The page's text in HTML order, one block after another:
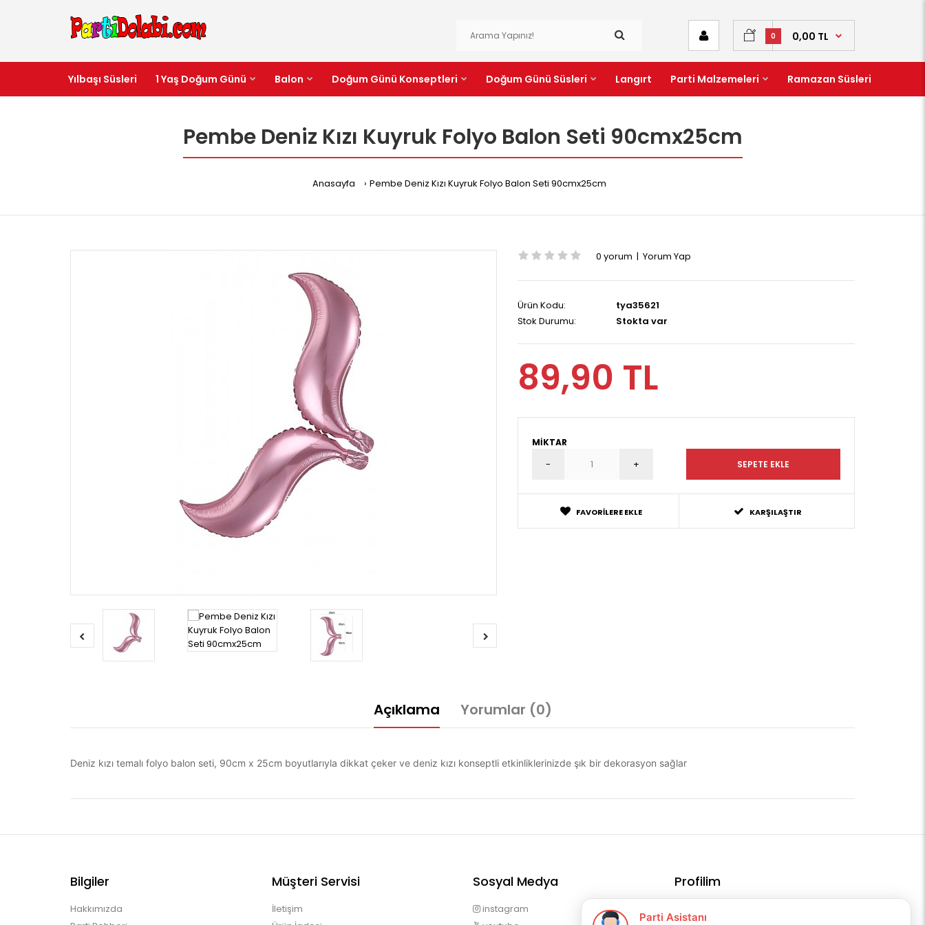
0 0,00 TL
Yılbaşı Süsleri 1 Yaş Doğum Günü Balon Doğum Günü Konseptleri Doğum Günü Süsleri Langırt Parti Malzemeleri Ramazan Süsleri
Pembe Deniz Kızı Kuyruk Folyo Balon Seti 90cmx25cm
Anasayfa Pembe Deniz Kızı Kuyruk Folyo Balon Seti 90cmx25cm
0 yorum | Yorum Yap
Ürün Kodu:
tya35621
Stok Durumu:
Stokta var
89,90 TL
MIKTAR
FAVORILERE EKLE KARŞILAŞTIR
Açıklama Yorumlar (0)
Deniz kızı temalı folyo balon seti, 90cm x 25cm boyutlarıyla dikkat çeker ve deniz kızı konseptli etkinliklerinizde şık bir dekorasyon sağlar
Bilgiler
Hakkımızda
Müşteri Servisi
İletişim
Sosyal Medya
instagram
Profilim